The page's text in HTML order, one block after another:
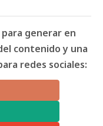
generar en
contenido y una
redes sociales: